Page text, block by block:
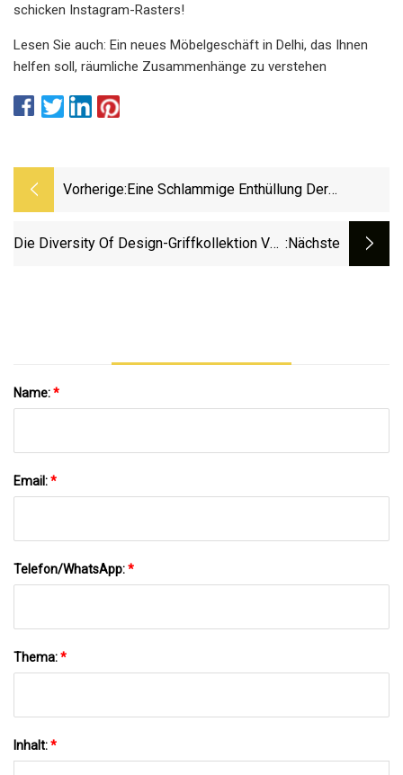
schicken Instagram-Rasters!
Lesen Sie auch: Ein neues Möbelgeschäft in Delhi, das Ihnen
helfen soll, räumliche Zusammenhänge zu verstehen
Vorherige: Eine Schlammige Enthüllung Der
Den 1820er Jahren
Die Diversity Of Design-Griffkollektion Von :nächste
Name:*
Email:*
Telefon/WhatsApp:*
Thema:*
Inhalt:*